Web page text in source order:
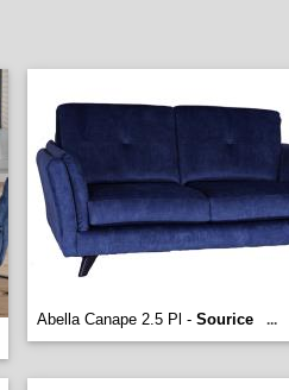
Abella Canape 2.5 Pl - Sourice ...